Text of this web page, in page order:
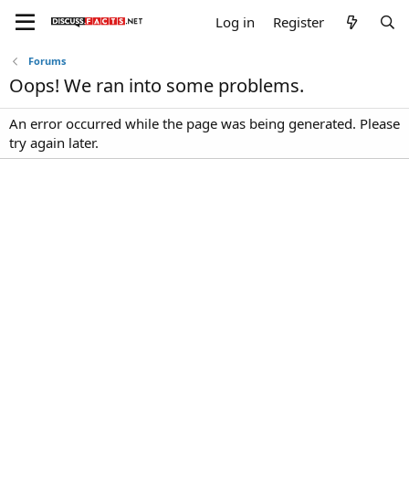
Log in Register
Forums
Oops! We ran into some problems.
An error occurred while the page was being generated. Please
try again later.